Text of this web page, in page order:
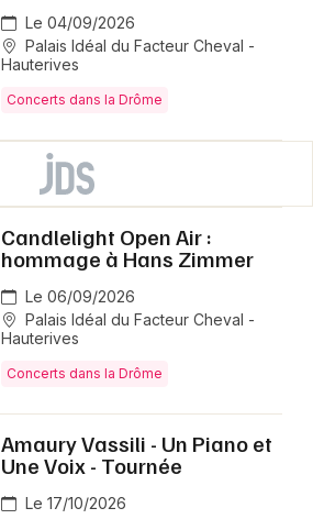
Le 04/09/2026
Palais Idéal du Facteur Cheval -
Hauterives
Concerts dans la Drôme
Candlelight Open Air :
hommage à Hans Zimmer
Le 06/09/2026
Palais Idéal du Facteur Cheval -
Hauterives
Concerts dans la Drôme
Amaury Vassili - Un Piano et
Une Voix - Tournée
Le 17/10/2026